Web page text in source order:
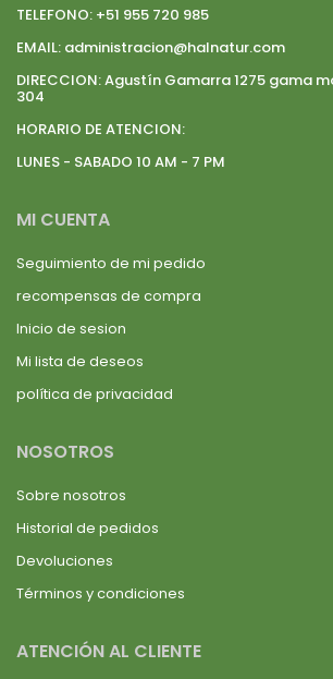
TELEFONO: +51 955 720 985
EMAIL: administracion@halnatur.com
DIRECCION:Agustín Gamarra 1275 gama
304
HORARIO DE ATENCION:
LUNES - SABADO 10 AM - 7 PM
MI CUENTA
Seguimiento de mi pedido
recompensas de compra
Inicio de sesion
Mi lista de deseos
política de privacidad
NOSOTROS
Sobre nosotros
Historial de pedidos
Devoluciones
Términos y condiciones
ATENCIÓN AL CLIENTE